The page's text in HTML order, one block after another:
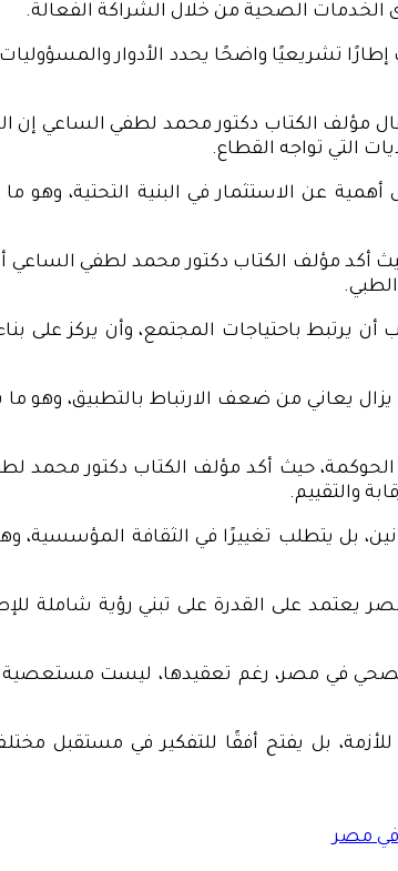
الصحية من خلال الشراكة الفعالة.
تشريعيًا واضحًا يحدد الأدوار
مؤلف الكتاب دكتور محمد لطفي الساعي إن
التي تواجه القطاع.
عن الاستثمار في البنية التحتية،
أكد مؤلف الكتاب دكتور محمد لطفي
باحتياجات المجتمع، وأن يركز على بناء
يعاني من ضعف الارتباط بالتطبيق، وهو ما
حيث أكد مؤلف الكتاب دكتور محمد
والتقييم.
بل يتطلب تغييرًا في الثقافة
على القدرة على تبني رؤية شاملة
في مصر، رغم تعقيدها، ليست مستعصية
بل يفتح أفقًا للتفكير في مستقبل
مصر